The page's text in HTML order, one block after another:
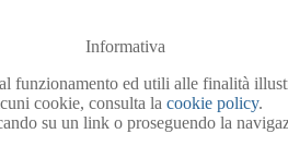
Informativa
ed utili alle finalità
cookie, consulta la cookie policy.
su un link o proseguendo la